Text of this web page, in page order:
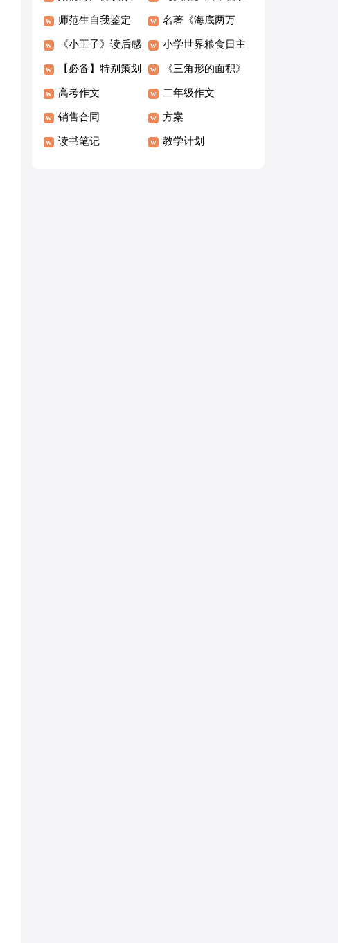
集15篇) 生作文300字七篇
师范生自我鉴定
(汇编15篇)
名著《海底两万
里》读后感
《小王子》读后感 小学世界粮食日主
题班会教案
【必备】特别策划
6篇
《三角形的面积》
教学反思
高考作文 二年级作文
销售合同 方案
读书笔记 教学计划